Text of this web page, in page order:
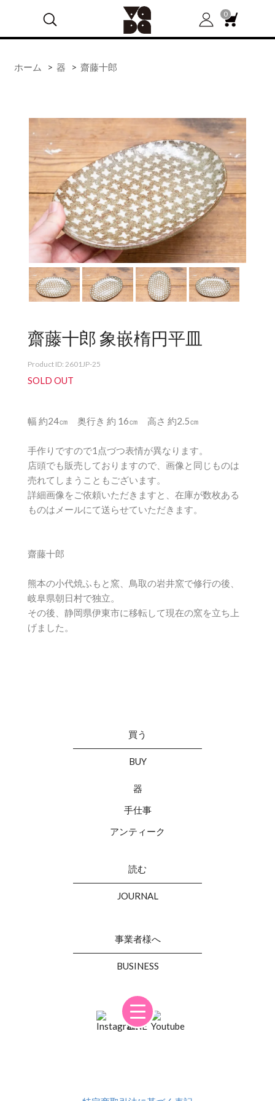
0
ホーム > 器 > 齋藤十郎
齋藤十郎 象嵌楕円平皿
Product ID: 2601JP-25
SOLD OUT
幅 約24㎝ 奥行き 約 16㎝ 高さ 約2.5㎝
手作りですので1点づつ表情が異なります。
店頭でも販売しておりますので、画像と同じものは
売れてしまうこともございます。
詳細画像をご依頼いただきますと、在庫が数枚ある
ものはメールにて送らせていただきます。
齋藤十郎
熊本の小代焼ふもと窯、鳥取の岩井窯で修行の後、
岐阜県朝日村で独立。
その後、静岡県伊東市に移転して現在の窯を立ち上
げました。
買う
BUY
器
手仕事
アンティーク
読む
JOURNAL
事業者様へ
BUSINESS